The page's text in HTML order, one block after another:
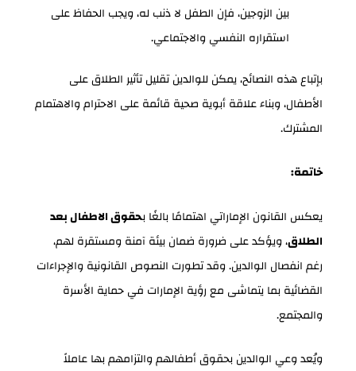
بين الزوجين، فإن الطفل لا ذنب له، ويجب الحفاظ على
استقراره النفسي والاجتماعي.
بإتباع هذه النصائح، يمكن للوالدين تقليل تأثير الطلاق على
الأطفال، وبناء علاقة أبوية صحية قائمة على الاحترام والاهتمام
المشترك.
خاتمة:
يعكس القانون الإماراتي اهتمامًا بالغًا بحقوق الاطفال بعد
الطلاق، ويؤكد على ضرورة ضمان بيئة آمنة ومستقرة لهم،
رغم انفصال الوالدين. وقد تطورت النصوص القانونية والإجراءات
القضائية بما يتماشى مع رؤية الإمارات في حماية الأسرة
والمجتمع.
ويُعد وعي الوالدين بحقوق أطفالهم والتزامهم بها عاملاً